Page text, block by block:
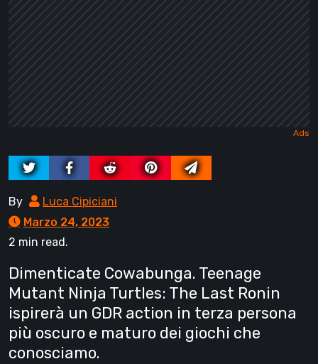
By
Luca Cipiciani
Marzo 24, 2023
2 min read.
Dimenticate Cowabunga. Teenage
Mutant Ninja Turtles: The Last Ronin
ispirerà un GDR action in terza persona
più oscuro e maturo dei giochi che
conosciamo.